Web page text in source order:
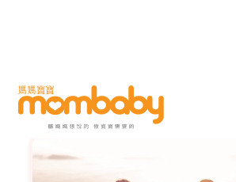
健康百寶箱